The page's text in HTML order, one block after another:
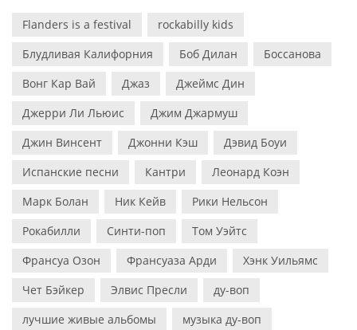
Flanders is a festival
rockabilly kids
Блудливая Калифорния
Боб Дилан
Боссанова
Вонг Кар Вай
Джаз
Джеймс Дин
Джерри Ли Льюис
Джим Джармуш
Джин Винсент
Джонни Кэш
Дэвид Боуи
Испанские песни
Кантри
Леонард Коэн
Марк Болан
Ник Кейв
Рики Нельсон
Рокабилли
Синти-поп
Том Уэйтс
Франсуа Озон
Франсуаза Арди
Хэнк Уильямс
Чет Бэйкер
Элвис Пресли
ду-воп
лучшие живые альбомы
музыка ду-воп